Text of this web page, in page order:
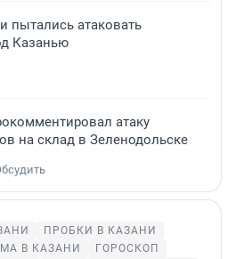
пытались атаковать
Казанью
атаку
на склад в Зеленодольске
ПРОБКИ В КАЗАНИ
В КАЗАНИ
ГОРОСКОП